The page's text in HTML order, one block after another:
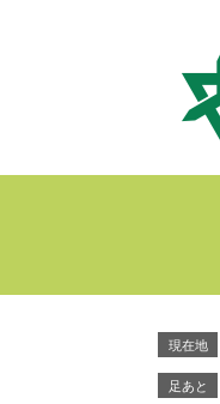
文
現在地
足あと